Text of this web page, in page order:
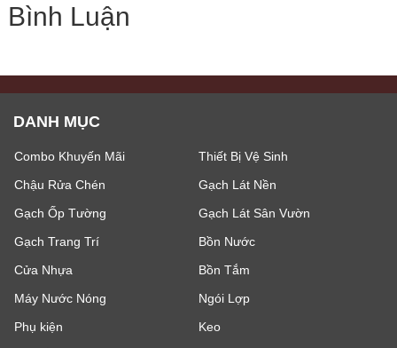
Bình Luận
DANH MỤC
Combo Khuyến Mãi
Thiết Bị Vệ Sinh
Chậu Rửa Chén
Gạch Lát Nền
Gạch Ốp Tường
Gạch Lát Sân Vườn
Gạch Trang Trí
Bồn Nước
Cửa Nhựa
Bồn Tắm
Máy Nước Nóng
Ngói Lợp
Phụ kiện
Keo